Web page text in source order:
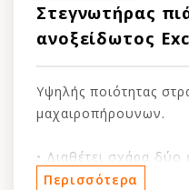
Στεγνωτήρας
ανοξείδωτος
Υψηλής ποιότητας
μαχαιροπήρουνων.
• Διαθέτει σχάρα
για πιάτα, κάτω
Περισσότερα